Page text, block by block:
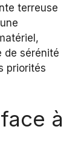
terreuse
de sérénité
priorités
à